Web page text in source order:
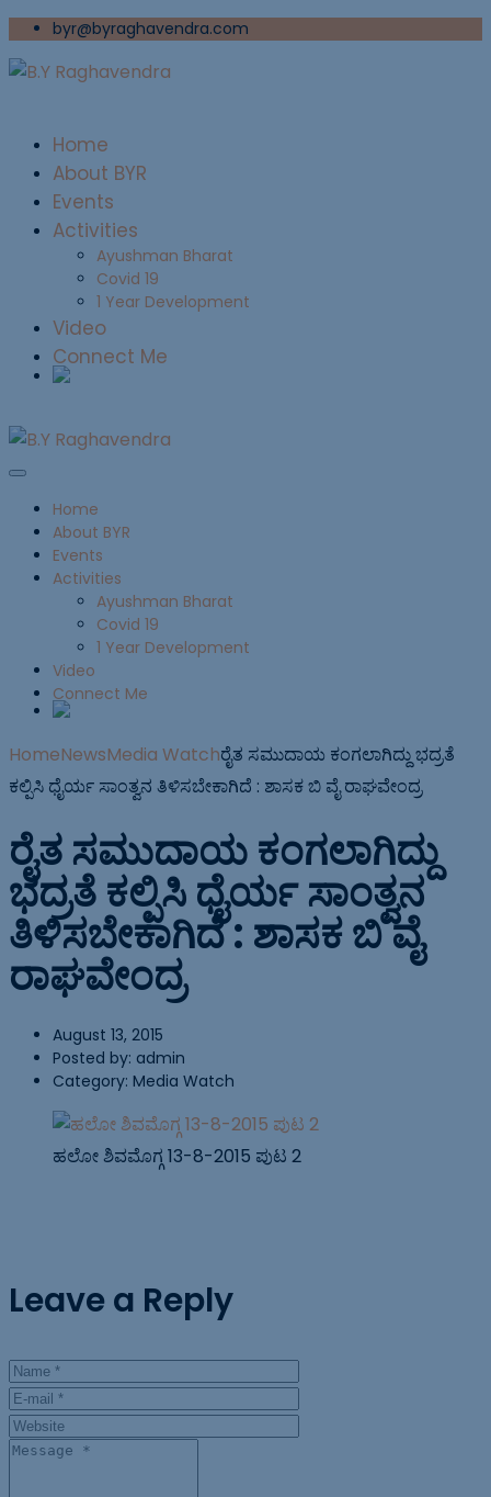
byr@byraghavendra.com
Home
About BYR
Events
Activities
Ayushman Bharat
Covid 19
1 Year Development
Video
Connect Me
Home
About BYR
Events
Activities
Ayushman Bharat
Covid 19
1 Year Development
Video
Connect Me
HomeNewsMedia Watchರೈತ ಸಮುದಾಯ ಕಂಗಲಾಗಿದ್ದು ಭದ್ರತೆ
ಕಲ್ಪಿಸಿ ಧೈರ್ಯ ಸಾಂತ್ವನ ತಿಳಿಸಬೇಕಾಗಿದೆ : ಶಾಸಕ ಬಿ ವೈ ರಾಘವೇಂದ್ರ
ರೈತ ಸಮುದಾಯ ಕಂಗಲಾಗಿದ್ದು
ಭದ್ರತೆ ಕಲ್ಪಿಸಿ ಧೈರ್ಯ ಸಾಂತ್ವನ
ತಿಳಿಸಬೇಕಾಗಿದೆ : ಶಾಸಕ ಬಿ ವೈ
ರಾಘವೇಂದ್ರ
August 13, 2015
Posted by: admin
Category: Media Watch
ಹಲೋ ಶಿವಮೊಗ್ಗ 13-8-2015 ಪುಟ 2
Leave a Reply